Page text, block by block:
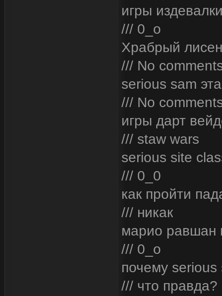
игры
/// 0_o
Храбрый
/// No
serious sam
/// No
игры дарт
/// staw wars
serious site
/// 0_0
как пройти
/// никак
марио равшан
/// 0_o
почему
/// что правда?